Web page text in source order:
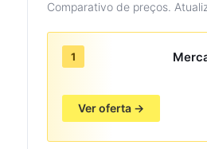
Comparativo de preços.
1
Ver oferta →